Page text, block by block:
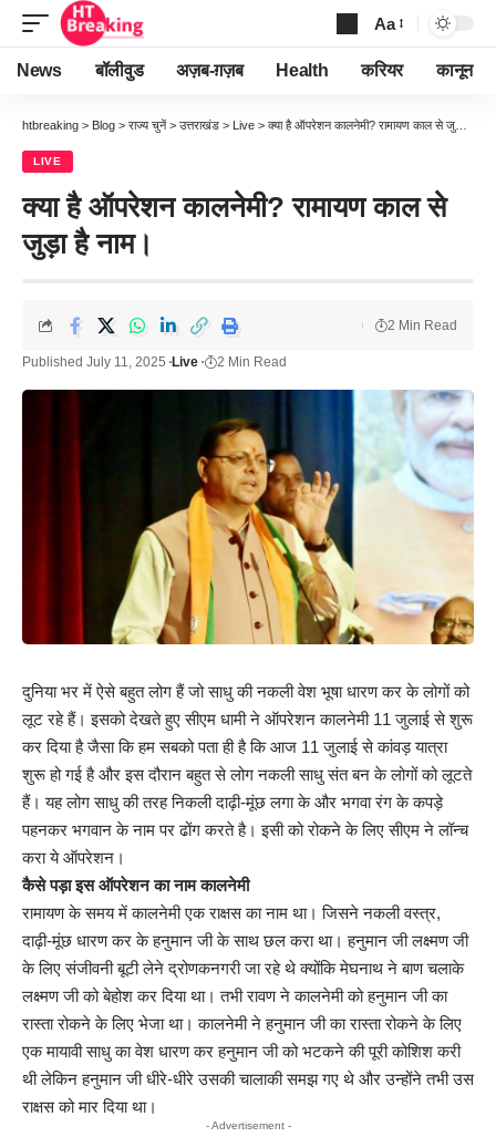
Font
Resizer
Aa
News बॉलीवुड अज़ब-ग़ज़ब Health करियर कानून
htbreaking > Blog > राज्य चुनें > उत्तराखंड > Live > क्या है ऑपरेशन कालनेमी? रामायण काल से जुड़ा है नाम।
LIVE
क्या है ऑपरेशन कालनेमी? रामायण काल से
जुड़ा है नाम।
Published July 11, 2025 Live 2 Min Read
2 Min Read
दुनिया भर में ऐसे बहुत लोग हैं जो साधु की नकली वेश भूषा धारण कर के लोगों को
लूट रहे हैं। इसको देखते हुए सीएम धामी ने ऑपरेशन कालनेमी 11 जुलाई से शुरू
कर दिया है जैसा कि हम सबको पता ही है कि आज 11 जुलाई से कांवड़ यात्रा
शुरू हो गई है और इस दौरान बहुत से लोग नकली साधु संत बन के लोगों को लूटते
हैं। यह लोग साधु की तरह निकली दाढ़ी-मूंछ लगा के और भगवा रंग के कपड़े
पहनकर भगवान के नाम पर ढोंग करते है। इसी को रोकने के लिए सीएम ने लॉन्च
करा ये ऑपरेशन।
कैसे पड़ा इस ऑपरेशन का नाम कालनेमी
रामायण के समय में कालनेमी एक राक्षस का नाम था। जिसने नकली वस्त्र,
दाढ़ी-मूंछ धारण कर के हनुमान जी के साथ छल करा था। हनुमान जी लक्ष्मण जी
के लिए संजीवनी बूटी लेने द्रोणकनगरी जा रहे थे क्योंकि मेघनाथ ने बाण चलाके
लक्ष्मण जी को बेहोश कर दिया था। तभी रावण ने कालनेमी को हनुमान जी का
रास्ता रोकने के लिए भेजा था। कालनेमी ने हनुमान जी का रास्ता रोकने के लिए
एक मायावी साधु का वेश धारण कर हनुमान जी को भटकने की पूरी कोशिश करी
थी लेकिन हनुमान जी धीरे-धीरे उसकी चालाकी समझ गए थे और उन्होंने तभी उस
राक्षस को मार दिया था।
- Advertisement -